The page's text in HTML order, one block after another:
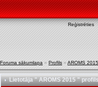
Reģistrēties
Foruma sākumlapa » Profils » AROMS 2015
Lietotāja " AROMS 2015 "